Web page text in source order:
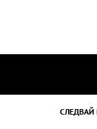
СЛЕДВАЙ